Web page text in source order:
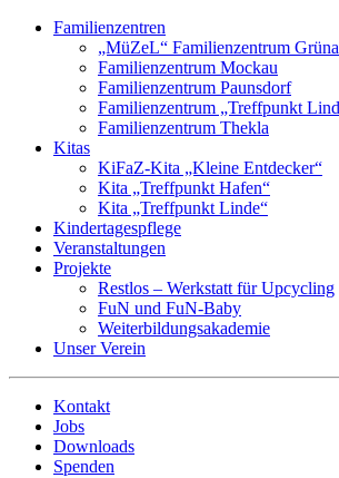
Familienzentren
„MüZeL“ Familienzentrum
Familienzentrum Mockau
Familienzentrum Paunsdorf
Familienzentrum „Treffpunkt
Familienzentrum Thekla
Kitas
KiFaZ-Kita „Kleine Entdecker“
Kita „Treffpunkt Hafen“
Kita „Treffpunkt Linde“
Kindertagespflege
Veranstaltungen
Projekte
Restlos – Werkstatt für Upcycling
FuN und FuN-Baby
Weiterbildungsakademie
Unser Verein
Kontakt
Jobs
Downloads
Spenden